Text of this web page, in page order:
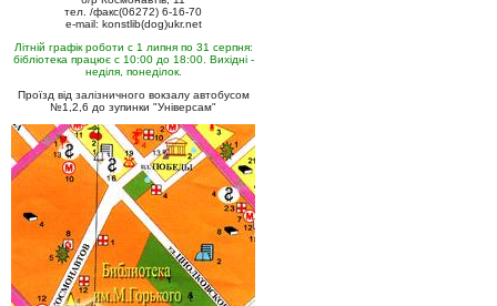
тел. /факс(06272) 6-16-70
e-mail: konstlib(dog)ukr.net
Літній графік роботи с 1 липня по 31 серпня:
бібліотека працює с 10:00 до 18:00. Вихідні -
неділя, понеділок.
Проїзд від залізничного вокзалу автобусом
№1,2,6 до зупинки "Універсам"